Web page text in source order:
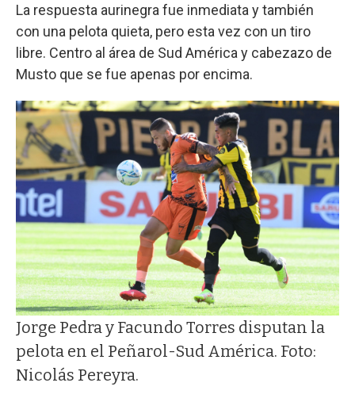
La respuesta aurinegra fue inmediata y también
con una pelota quieta, pero esta vez con un tiro
libre. Centro al área de Sud América y cabezazo de
Musto que se fue apenas por encima.
Jorge Pedra y Facundo Torres disputan la
pelota en el Peñarol-Sud América. Foto:
Nicolás Pereyra.